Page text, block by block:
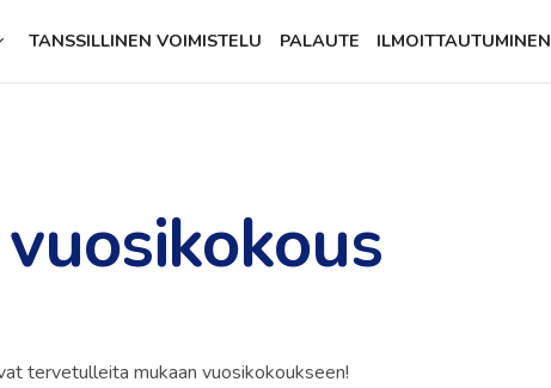
TANSSILLINEN VOIMISTELU PALAUTE ILMOITTAUTUMINEN
tervetulleita mukaan vuosikokoukseen!